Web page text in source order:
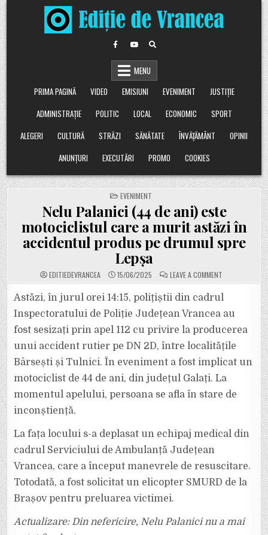
Skip
to
content
MENU
PRIMA PAGINĂ
VIDEO EMISIUNI EVENIMENT
JUSTIȚIE
ADMINISTRAȚIE
POLITIC LOCAL ECONOMIC
SPORT
ALEGERI
CULTURĂ STRĂZI SĂNĂTATE ÎNVĂȚĂMÂNT
OPINII
ANUNȚURI
EXECUTĂRI PROMO COOKIES
POSTED
IN
EVENIMENT
Nelu Palanici (44 de ani) este
motociclistul care a murit astăzi în
accidentul produs pe drumul spre
Lepșa
EDITIEDEVRANCEA 15/06/2025 LEAVE A COMMENTON
NELU
(44
DE
ANI)
ESTE
CARE
MURIT
ASTĂZI
ÎN
ACCIDENTUL
PRODUS
PE
DRUMUL
SPRE
Astăzi, în jurul orei 14:15, polițiștii din cadrul
Inspectoratului de Poliție Județean Vrancea au
fost sesizați prin apel 112 cu privire la producerea
unui accident rutier pe DN 2D, între localitățile
Bârsești și Tulnici. În eveniment a fost implicat un
motociclist de 44 de ani, din județul Galați. La
momentul apelului, persoana se afla în stare de
inconștiență.
La fața locului s-a deplasat un echipaj medical din
cadrul Serviciului de Ambulanță Județean
Vrancea, care a început manevrele de resuscitare.
Totodată, a fost solicitat un elicopter SMURD de la
Brașov pentru preluarea victimei.
Actualizare: Din nefericire, Nelu Palanici nu a mai